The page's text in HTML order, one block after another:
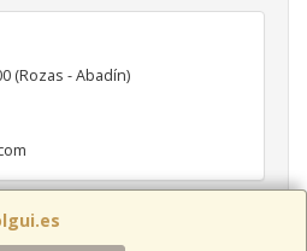
(Rozas - Abadín)